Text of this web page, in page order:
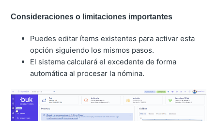
Consideraciones o limitaciones importantes
Puedes editar ítems existentes para activar esta
opción siguiendo los mismos pasos.
El sistema calculará el excedente de forma
automática al procesar la nómina.